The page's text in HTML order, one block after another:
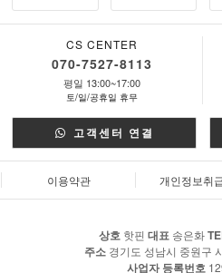
CS CENTER
070-7527-8113
평일 13:00~17:00
토/일/공휴일 휴무
고객센터 연결
이용약관 개인정보취
상호 핫핀 대표 송은화
주소경기도 성남시 중원구
사업자 등록번호